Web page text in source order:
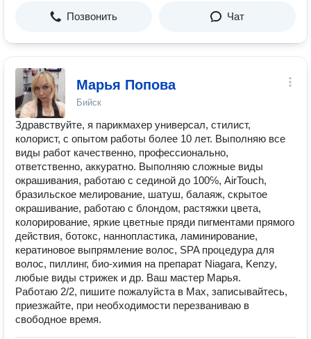
Позвонить Чат
Марья Попова
Бийск
Здравствуйте, я парикмахер универсал, стилист,
колорист, с опытом работы более 10 лет. Выполняю все
виды работ качественно, профессионально,
ответственно, аккуратно. Выполняю сложные виды
окрашивания, работаю с сединой до 100℅, AirTouch,
бразильское мелирование, шатуш, балаяж, скрытое
окрашивание, работаю с блондом, растяжки цвета,
колорирование, яркие цветные пряди пигментами прямого
действия, ботокс, наннопластика, ламинирование,
кератиновое выпрямление волос, SPA процедура для
волос, пиллинг, био-химия на препарат Niagara, Kenzy,
любые виды стрижек и др. Ваш мастер Марья.
Работаю 2/2, пишите пожалуйста в Мах, записывайтесь,
приезжайте, при необходимости перезваниваю в
свободное время.